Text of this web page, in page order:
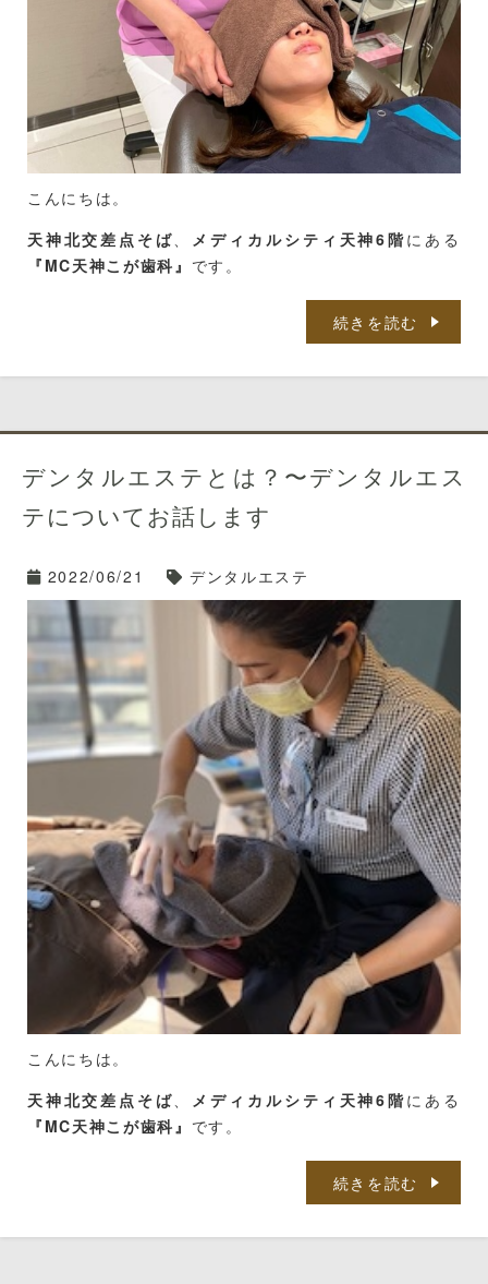
全国各地でみんな活躍することでしょう。
私もたくさんの方に喜んでいただけるよう、がんばりま
す！
このシリーズ読んでくださってありがとうございました
当院のデンタルエステメニューです。
オーラルヒーリング（５０分） ¥11,000（税込み）
お口周りの「こり」をアロマトリートメントでほぐす癒
しの時間
・カウンセリング
・アロマトリートメント（フェイシャル・デコルテ）
・ヘッドマッサージ
・歯肉マッサージ
・セルフケアアドバイス
トリートメントオーラルエステ（60分） ¥12,100（税
1日で歯がキレイになる＋歯ぐきの血行促進＋唇ケアも
できる
その「咬筋」にお口の外から内からアプローチをして軟
らかくほぐすのが歯科医院で行う「デンタルエステ」の
大きな特徴です☆
当院のデンタルエステメニューです。
しの時間
・カウンセリング
・アロマトリートメント（フェイシャル・デコルテ）
・ヘッドマッサージ
・歯肉マッサージ
・セルフケアアドバイス
トリートメントオーラルエステ（60分） ¥12,100（税
込み）
1日で歯がキレイになる＋歯ぐきの血行促進＋唇ケアも
できる
・カウンセリング
・クリーニング
・PMTC（歯のバイキン膜を除去するとともに艶を出し
ツルツルの気持ちいい歯へ）
・歯肉マッサージ
・リップエステ
上記セットメニュー以外に
シングルメニューのみの施術をご希望の方はご相談承っ
ておりますのでお声掛けください。。
ただいま、全メニュー半額オフキャンペーン中です☆
（おひとり様一回限り。９月３０日まで。）
長時間のパソコン作業などのデジタルワーク・携帯電話
を見ることで生じるテクノストレスは脳の疲労だけでは
頭の緊張をほぐすことが様々なストレスからくる心身の
ヘッドマッサージからの施術は、デンタルエステにおけ
気持ちがいい んですよ。
フェイシャルマッサージ
アプローチする筋肉は「咀嚼筋」「ほうれい線周辺」
「目の周辺」「肩周辺」です。
例えば、食いしばる癖のある方。
お顔の咀嚼筋の中の「咬筋」が硬く大きくなっているこ
とでエラが張り、お顔が大きく見えてしまうことがあり
そういった筋肉を軟らかくほぐしながら、ご本人の骨格
だりします。
れ方、触れ方を丁寧に行うことで「心地よさ」を感じて
こんにちは。
天神北交差点そば、 メディカルシティ天神6階にある
『MC天神こが歯科』 です。
「那の津口」「天神北ノース
天神地下街をご利用の方は、「東１a」出口から徒歩５
歯科衛生士の川邉です。
私は4月から毎月神戸へ行き、セミナーに参加していま
す。
「デンタルエステティシャン養成コース」です。
続きを読む
デンタルエステとは？〜デンタルエス
テについてお話します
2022/06/21 デンタルエステ
こんにちは。
天神北交差点そば、 メディカルシティ天神6階にある
『MC天神こが歯科』 です。
「那の津口」「天神北ノース
天神地下街をご利用の方は、「東１a」出口から徒歩５
続きを読む